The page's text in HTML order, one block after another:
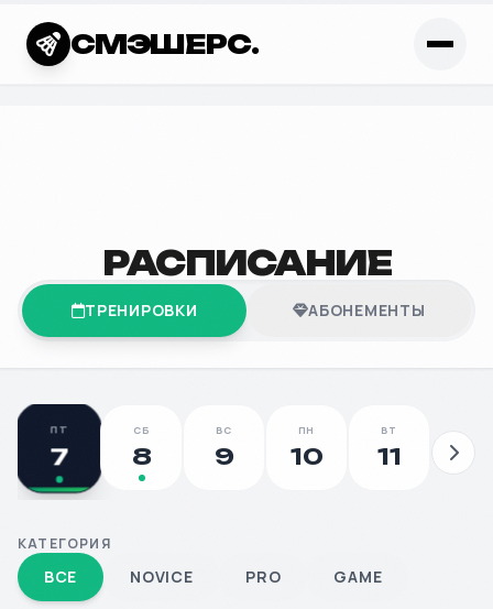
СМЭШЕРС.
РАСПИСАНИЕ
ТРЕНИРОВКИ АБОНЕМЕНТЫ
ПТ
7
СБ
8
ВС
9
ПН
10
ВТ
11 12
КАТЕГОРИЯ
ВСЕ NOVICE PRO GAME